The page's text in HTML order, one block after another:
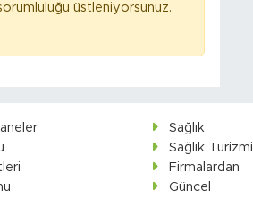
üstleniyorsunuz.
Sağlık
Sağlık Turizmi
Firmalardan
Güncel